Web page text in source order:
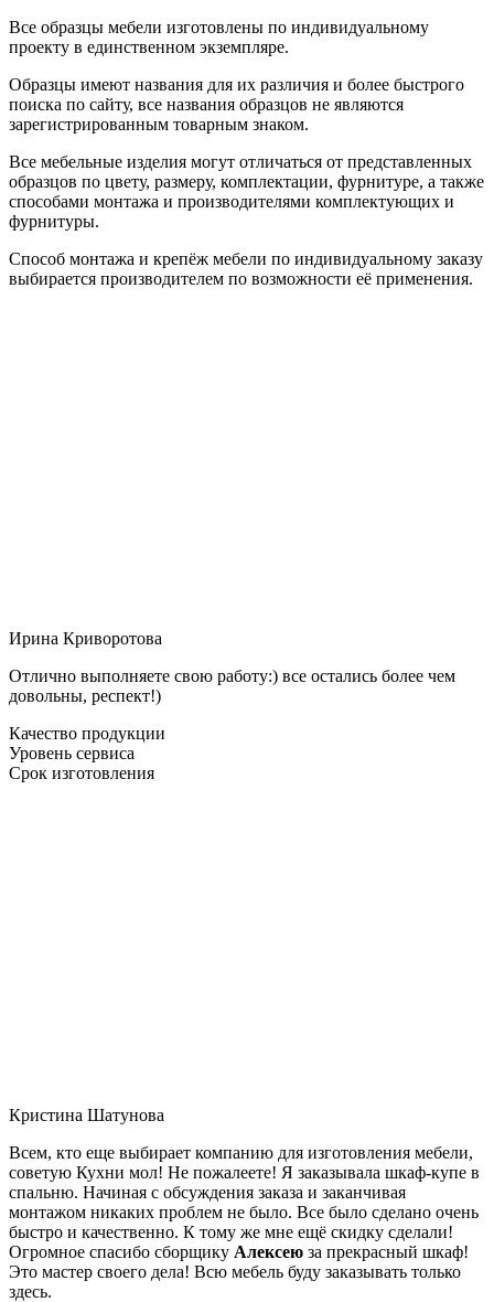
Все образцы мебели изготовлены по индивидуальному
проекту в единственном экземпляре.
Образцы имеют названия для их различия и более быстрого
поиска по сайту, все названия образцов не являются
зарегистрированным товарным знаком.
Все мебельные изделия могут отличаться от представленных
образцов по цвету, размеру, комплектации, фурнитуре, а также
способами монтажа и производителями комплектующих и
фурнитуры.
Способ монтажа и крепёж мебели по индивидуальному заказу
выбирается производителем по возможности её применения.
Ирина Криворотова
Отлично выполняете свою работу:) все остались более чем
довольны, респект!)
Качество продукции
Уровень сервиса
Срок изготовления
Кристина Шатунова
Всем, кто еще выбирает компанию для изготовления мебели,
советую Кухни мол! Не пожалеете! Я заказывала шкаф-купе в
спальню. Начиная с обсуждения заказа и заканчивая
монтажом никаких проблем не было. Все было сделано очень
быстро и качественно. К тому же мне ещё скидку сделали!
Огромное спасибо сборщику Алексею за прекрасный шкаф!
Это мастер своего дела! Всю мебель буду заказывать только
здесь.